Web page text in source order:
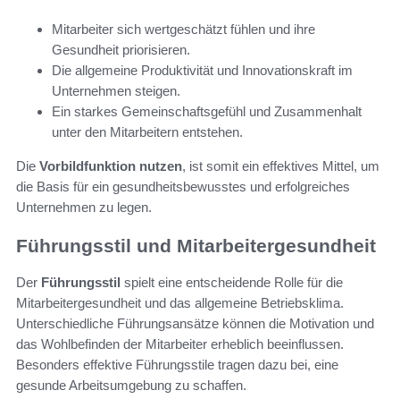
Mitarbeiter sich wertgeschätzt fühlen und ihre
Gesundheit priorisieren.
Die allgemeine Produktivität und Innovationskraft im
Unternehmen steigen.
Ein starkes Gemeinschaftsgefühl und Zusammenhalt
unter den Mitarbeitern entstehen.
Die Vorbildfunktion nutzen, ist somit ein effektives Mittel, um
die Basis für ein gesundheitsbewusstes und erfolgreiches
Unternehmen zu legen.
Führungsstil und Mitarbeitergesundheit
Der Führungsstil spielt eine entscheidende Rolle für die
Mitarbeitergesundheit und das allgemeine Betriebsklima.
Unterschiedliche Führungsansätze können die Motivation und
das Wohlbefinden der Mitarbeiter erheblich beeinflussen.
Besonders effektive Führungsstile tragen dazu bei, eine
gesunde Arbeitsumgebung zu schaffen.